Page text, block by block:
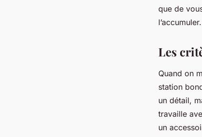
que de
l’accumuler.
Les
Quand on
station
un détail,
travaille
un